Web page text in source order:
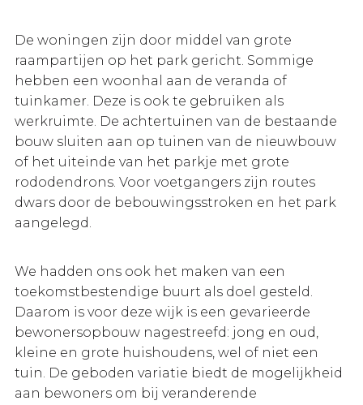
De woningen zijn door middel van grote
raampartijen op het park gericht. Sommige
hebben een woonhal aan de veranda of
tuinkamer. Deze is ook te gebruiken als
werkruimte. De achtertuinen van de bestaande
bouw sluiten aan op tuinen van de nieuwbouw
of het uiteinde van het parkje met grote
rododendrons. Voor voetgangers zijn routes
dwars door de bebouwingsstroken en het park
aangelegd.
We hadden ons ook het maken van een
toekomstbestendige buurt als doel gesteld.
Daarom is voor deze wijk is een gevarieerde
bewonersopbouw nagestreefd: jong en oud,
kleine en grote huishoudens, wel of niet een
tuin. De geboden variatie biedt de mogelijkheid
aan bewoners om bij veranderende